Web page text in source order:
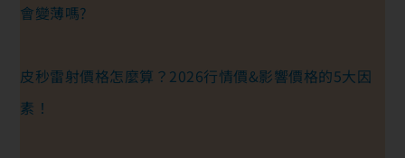
會變薄嗎?
皮秒雷射價格怎麼算？2026行情價&影響價格的5大因
素！